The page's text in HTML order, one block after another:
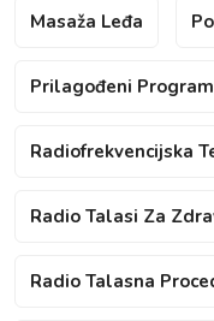
Masaža Leđa
Prilagođeni
Radiofrekvencijska
Radio Talasi Za
Radio Talasna